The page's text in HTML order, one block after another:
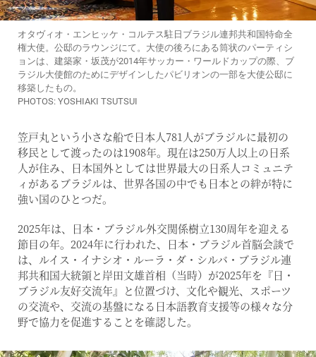
オタヴィオ・エンヒッケ・コルテス駐日ブラジル連邦共和国特命全
権大使。公邸のラウンジにて。大使の後ろにある筒状のパーティシ
ョンは、建築家・坂茂が2014年サッカー・ワールドカップの際、ブ
ラジル大使館のためにデザインしたパビリオンの一部を大使公邸に
移築したもの。
PHOTOS: YOSHIAKI TSUTSUI
笠戸丸という小さな船で日本人781人がブラジルに最初の
移民として渡ったのは1908年。現在は250万人以上の日系
人が住み、日本国外としては世界最大の日系人コミュニテ
ィがあるブラジルは、世界各国の中でも日本との絆が特に
強い国のひとつだ。
2025年は、日本・ブラジル外交関係樹立130周年を迎える
節目の年。2024年に行われた、日本・ブラジル首脳会談で
は、ルイス・イナシオ・ルーラ・ダ・シルバ・ブラジル連
邦共和国大統領と岸田文雄首相（当時）が2025年を『日・
ブラジル友好交流年』と位置づけ、文化や観光、スポーツ
の交流や、交流の基盤になる日本語教育支援等の様々な分
野で協力を促進することを確認した。